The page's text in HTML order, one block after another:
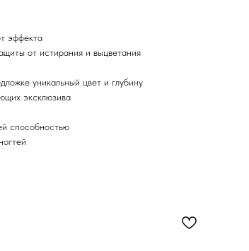
эффекта
от истирания и выцветания
уникальный цвет и глубину
эксклюзива
способностью